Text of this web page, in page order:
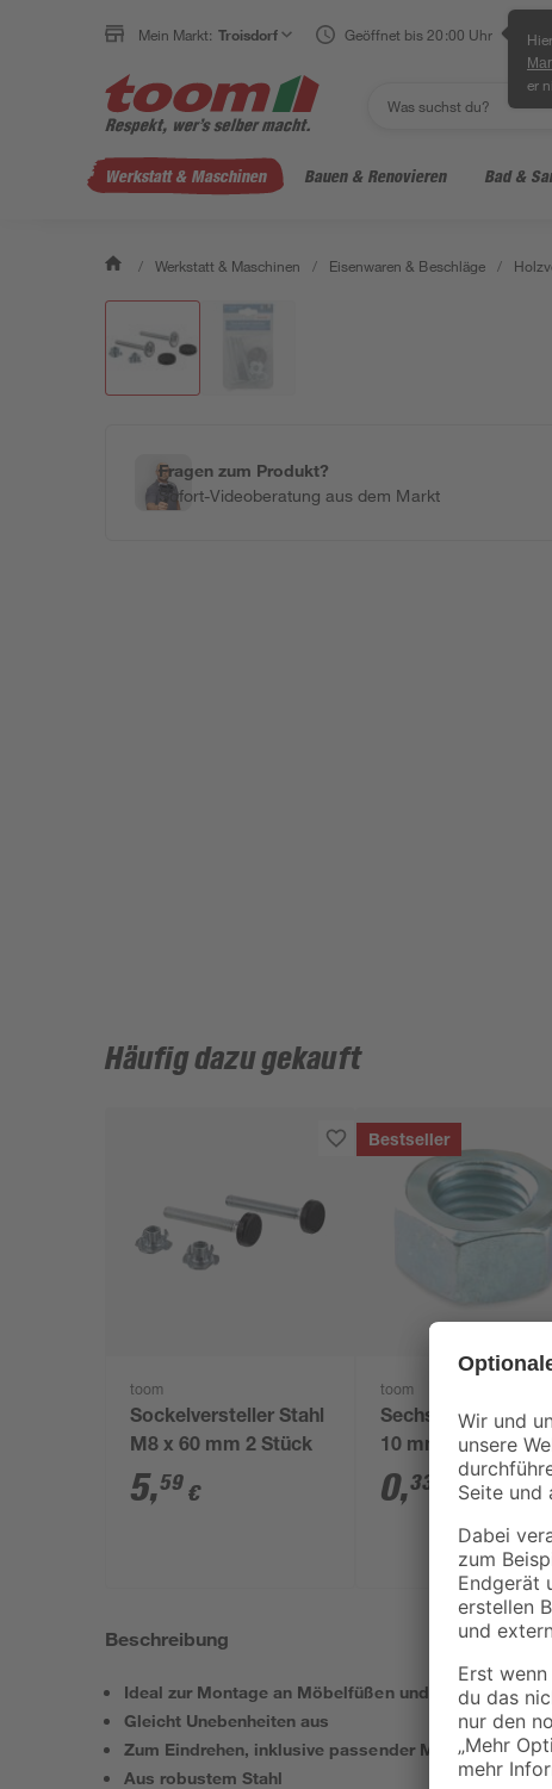
Mein Markt: Troisdorf Geöffnet bis 20:00 Uhr
er
Werkstatt & Maschinen Bauen & Renovieren Bad &
/ Werkstatt & Maschinen / Eisenwaren & Beschläge /
Fragen zum Produkt?
Sofort-Videoberatung aus dem Markt
Häufig dazu gekauft
toom
Sockelversteller Stahl
M8 x 60 mm 2 Stück
5,59 €
Bestseller
toom
Sechskantmutter Ø
10 mm
0,33
Beschreibung
Ideal zur Montage an Möbelfüßen und -sockeln
Gleicht Unebenheiten aus
Zum Eindrehen, inklusive passender Muttern
Aus robustem Stahl